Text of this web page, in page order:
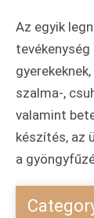
Az egyik
szalma-,
valamint
készítés, az
a